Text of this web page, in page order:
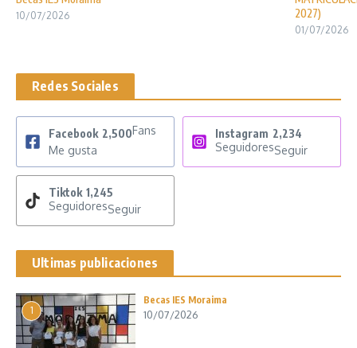
10/07/2026
2027)
01/07/2026
Redes Sociales
Facebook 2,500Fans
Me gusta
Instagram 2,234
SeguidoresSeguir
Tiktok 1,245
SeguidoresSeguir
Ultimas publicaciones
1
Becas IES Moraima
10/07/2026